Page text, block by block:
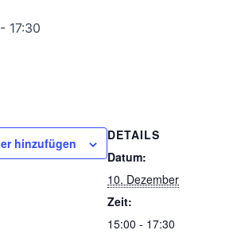
- 17:30
hinzufügen
DETAILS
Datum:
10. Dezember
Zeit:
15:00 - 17:30